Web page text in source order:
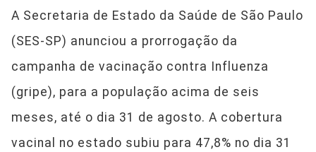
A Secretaria de Estado da Saúde de São Paulo
(SES-SP) anunciou a prorrogação da
campanha de vacinação contra Influenza
(gripe), para a população acima de seis
meses, até o dia 31 de agosto. A cobertura
vacinal no estado subiu para 47,8% no dia 31